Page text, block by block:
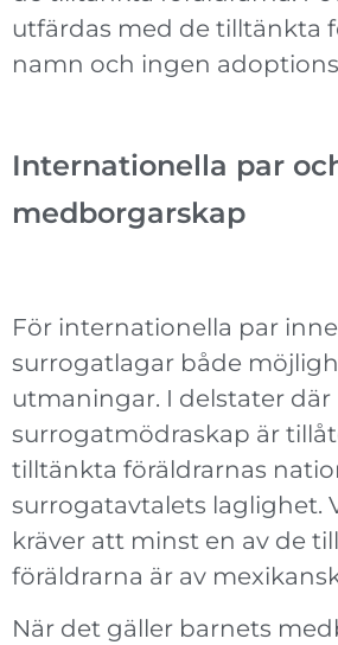
utfärdas med de tilltänkta
namn och ingen
Internationella par
medborgarskap
För internationella par
surrogatlagar både
utmaningar. I delstater där
surrogatmödraskap är
tilltänkta föräldrarnas
surrogatavtalets laglighet.
kräver att minst en av de
föräldrarna är av
När det gäller barnets